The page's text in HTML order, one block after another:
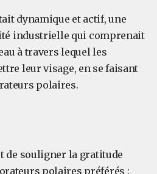
dynamique et actif, une
industrielle qui comprenait
à travers lequel les
leur visage, en se faisant
polaires.
de souligner la gratitude
polaires préférés :